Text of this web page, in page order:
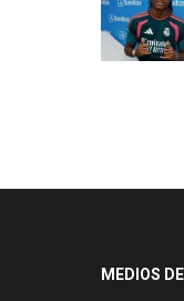
MEDIOS